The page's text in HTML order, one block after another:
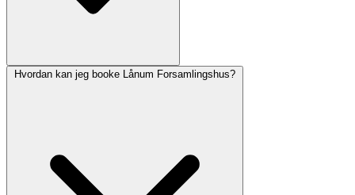
Hvordan kan jeg booke Lånum Forsamlingshus?